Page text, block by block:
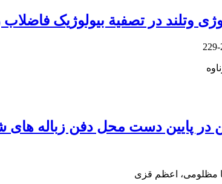
وتلند در تصفیة بیولوژیک
در پایین دست محل دفن زباله های
مظلومی، اعظم قزی